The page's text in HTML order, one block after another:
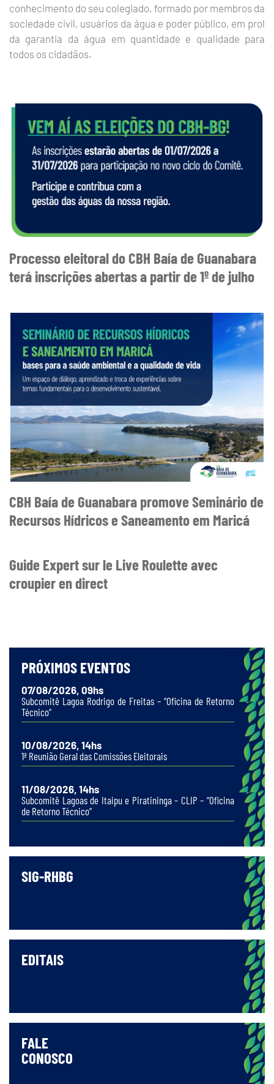
conhecimento do seu colegiado, formado por membros da
sociedade civil, usuários da água e poder público, em prol
da garantia da água em quantidade e qualidade para
todos os cidadãos.
Processo eleitoral do CBH Baía de Guanabara
terá inscrições abertas a partir de 1º de julho
CBH Baía de Guanabara promove Seminário de
Recursos Hídricos e Saneamento em Maricá
Guide Expert sur le Live Roulette avec
croupier en direct
PRÓXIMOS EVENTOS
07/08/2026, 09hs
Subcomitê Lagoa Rodrigo de Freitas – “Oficina de Retorno
Técnico”
10/08/2026, 14hs
1ª Reunião Geral das Comissões Eleitorais
11/08/2026, 14hs
Subcomitê Lagoas de Itaipu e Piratininga – CLIP – “Oficina
de Retorno Técnico”
SIG-RHBG
EDITAIS
FALE
CONOSCO